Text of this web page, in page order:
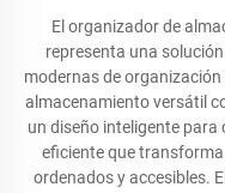
El organizador de
representa una
modernas de
almacenamiento versátil
un diseño inteligente
eficiente que
ordenados y accesibles.